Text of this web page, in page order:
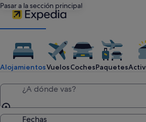
Pasar a la sección principal
Expedia:
busca
hoteles,
AlojamientosVuelosCochesPaquetes
¿A dónde vas?
Fechas